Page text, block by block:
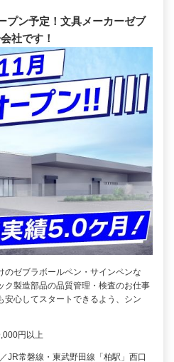
プン予定！文具メーカーゼブ
社です！
のゼブラボールペン・サインペンな
ク製造部品の品質管理・検査のお仕事
安心してスタートできるよう、シン
円以上
JR常磐線・東武野田線「柏駅」西口